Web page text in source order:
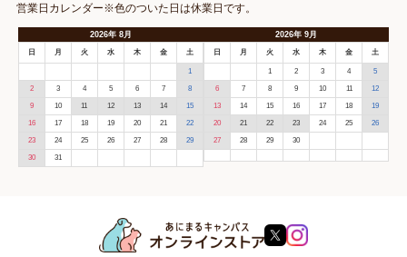
営業日カレンダー※色のついた日は休業日です。
2026年 8月
日 月 火 水 木 金 土
1
2 3 4 5 6 7 8
9 10 11 12 13 14 15
16 17 18 19 20 21 22
23 24 25 26 27 28 29
30 31
2026年9月
日 月 火 水 木 金 土
1 2 3 4 5
6 7 8 9 10 11 12
13 14 15 16 17 18 19
20 21 22 23 24 25 26
27 28 29 30